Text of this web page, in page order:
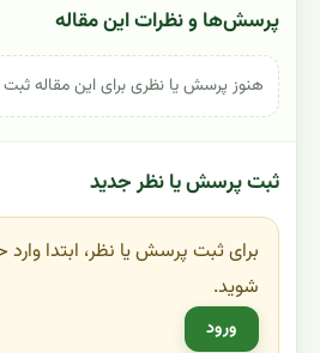
پرسش‌ها و نظرات این مقاله
هنوز پرسش یا نظری برای این مقاله
ثبت پرسش یا نظر جدید
برای ثبت پرسش یا نظر، ابتدا
شوید.
ورود